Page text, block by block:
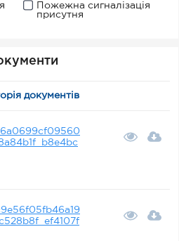
Пожежна сигналізація
присутня
документів